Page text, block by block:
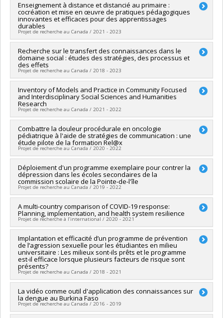
Rosana de Araujo Oliveira,Valéry Ridde
Sources de financement :IRSC/Instituts de recherche en
santé du Canada
Programmes de subvention :
PVXX5647-(MOP) Subvention de
fonctionnement incluant les subventions de fonctionnement
programmatiques (général)
Chercheur principal :Valéry Ridde
Co-chercheurs :Christian Dagenais
Sources de financement :ANR/Agence nationale de la
recherche
Programmes de subvention :
Enseignement à distance et distancié au primaire :
cocréation et mise en œuvre de pratiques pédagogiques
innovantes et efficaces pour des apprentissages
durables
Projet de recherche au Canada / 2021 - 2023
Chercheur principal :Geneviève Carpentier
Co-chercheurs : Miriam Beauchamp,Christian Dagenais,
Normand Roy,Myriam Villeneuve-Lapointe
Gremion
Ministère de l’Économie et de l’Innovation - Bâtir le savoir-faire
et le savoir-être en éducation à partir des défis de la
pandémie
258 555$
Recherche sur le transfert des connaissances dans le
domaine social : études des stratégies, des processus et
des effets
Projet de recherche au Canada / 2018 - 2023
Chercheur principal : Christian Dagenais
Co-chercheurs :Valery Ridde,Frédéric Nault-Brière (In
memoriam),Martin Drapeau , Saliha Ziam
Charles Gagne,Karine Souffez,Mathieu Ouimet,Anne
Guichard, Jean Ramdé,Maman Abra Szidzo Joyce Dogba
Johana Monthuy-Blanc ,Mélodie Briand-Lamarche,Renée
Proulx ,Renée Latulippe,Lynn Lapostolle
Mathieu-Joël Gervais,Julie Dutil,Isabelle Pontbriand
Lane
Sources de financement :FRQSC/Fonds de recherche du
Québec - Société et culture (FQRSC)
Programmes de subvention : PVXXXXXX-(SE) Programme
Soutien aux équipes de recherche - Stade de développement
: Renouvellement
Inventory of Models and Practice in Community Focused
and Interdisciplinary Social Sciences and Humanities
Research
Projet de recherche au Canada / 2021 - 2022
Chercheur principal :Christian Dagenais
Co-chercheurs : Sandra Lapointe
Sources de financement :MITACS Inc.
Programmes de subvention :PVXXXXXX-Stage Accélération
Québec - MITACS
Combattre la douleur procédurale en oncologie
pédiatrique à l'aide de stratégies de communication : une
étude pilote de la formation Rel@x
Projet de recherche au Canada / 2020 - 2022
Chercheur principal :Serge Sultan
Co-chercheurs :Sylvie Le May,Christian Dagenais
Duval,Ahmed Moussa,Claude Julie Bourque
Laizner
Sources de financement :FRQS/Fonds de recherche du
Québec - Santé (FRSQ)
Programmes de subvention :
Déploiement d'un programme exemplaire pour contrer la
dépression dans les écoles secondaires de la
commission scolaire de la Pointe-de-l'île
Projet de recherche au Canada / 2019 - 2022
Chercheur principal :Frédéric Nault-Brière (In memoriam)
Kim
Archambault
Co-chercheurs :
Programmes de subvention :PVXXXXXX-Soutien à la
valorisation et au transfert (PSVT-v2a): Projets en innovation
sociale
A multi-country comparison of COVID-19 response:
Planning, implementation, and health system resilience
Projet de recherche à l’international / 2020 - 2021
Chercheur principal :Caroline Quach-Thanh, Kate Zinszer
Valéry Ridde
Co-chercheurs :Christian Dagenais,Arnaud Duhoux,Patrick
Cloos,Pierre-Marie David
Fanny Chabrol
Sources de financement :IRSC/Instituts de recherche en
santé du Canada
Programmes de subvention :PVXX5647-(MOP) Subvention de
fonctionnement incluant les subventions de fonctionnement
programmatiques (général)
Implantation et efficacité d’un programme de prévention
de l’agression sexuelle pour les étudiantes en milieu
universitaire : Les milieux sont-ils prêts et le programme
est-il efficace lorsque plusieurs facteurs de risque sont
présents?
Projet de recherche au Canada / 2018 - 2021
Chercheur principal : Isabelle Daigneault
Co-chercheurs : Christian Dagenais
Geneviève Paquette
La vidéo comme outil d'application des connaissances sur
la dengue au Burkina Faso
Projet de recherche au Canada / 2016 - 2019